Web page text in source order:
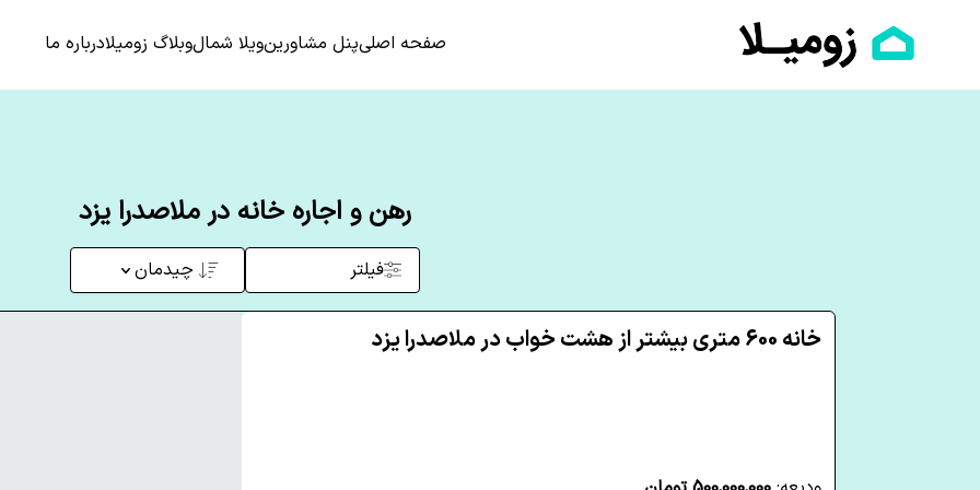
صفحه اصلیپنل مشاورینویلا شمالوبلاگ زومیلادرباره ما
رهن و اجاره خانه در ملاصدرا یزد
فیلتر چیدمان
خانه 600 متری بیشتر از هشت خواب در ملاصدرا یزد